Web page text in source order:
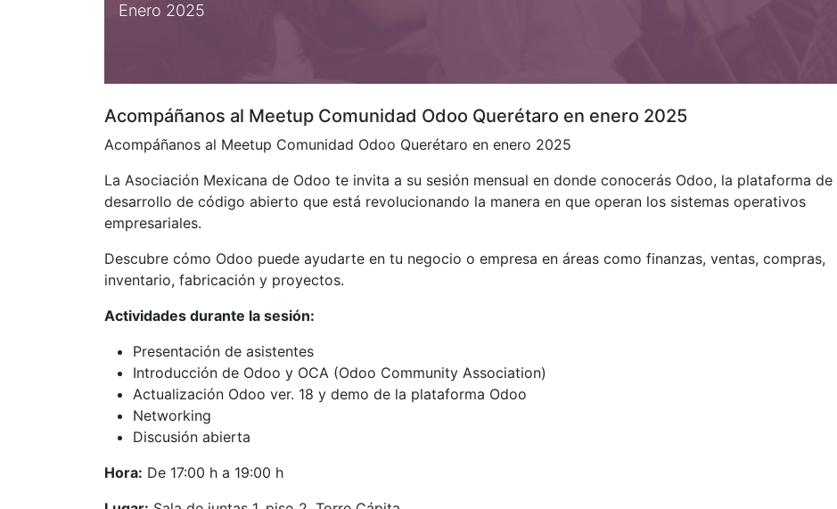
Enero 2025
Acompáñanos al Meetup Comunidad Odoo Querétaro en enero 2025
Acompáñanos al Meetup Comunidad Odoo Querétaro en enero 2025
La Asociación Mexicana de Odoo te invita a su sesión mensual en donde conocerás Odoo, la plataforma de
desarrollo de código abierto que está revolucionando la manera en que operan los sistemas operativos
empresariales.
Descubre cómo Odoo puede ayudarte en tu negocio o empresa en áreas como finanzas, ventas, compras,
inventario, fabricación y proyectos.
Actividades durante la sesión:
Presentación de asistentes
Introducción de Odoo y OCA (Odoo Community Association)
Actualización Odoo ver. 18 y demo de la plataforma Odoo
Networking
Discusión abierta
Hora: De 17:00 h a 19:00 h